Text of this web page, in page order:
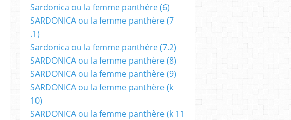
Sardonica ou la femme panthère (6)
SARDONICA ou la femme panthère (7
.1)
Sardonica ou la femme panthère (7.2)
SARDONICA ou la femme panthère (8)
SARDONICA ou la femme panthère (9)
SARDONICA ou la femme panthère (k
10)
SARDONICA ou la femme panthère (k 11